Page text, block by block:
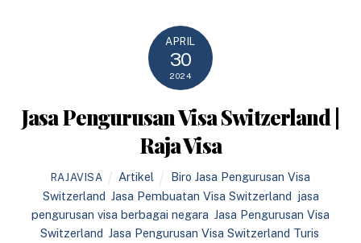
APRIL
30
2024
Jasa Pengurusan Visa Switzerland |
Raja Visa
RAJAVISA Artikel
Biro Jasa Pengurusan Visa
Switzerland Jasa Pembuatan Visa Switzerland jasa
pengurusan visa berbagai negara Jasa Pengurusan Visa
Switzerland Jasa Pengurusan Visa Switzerland Turis